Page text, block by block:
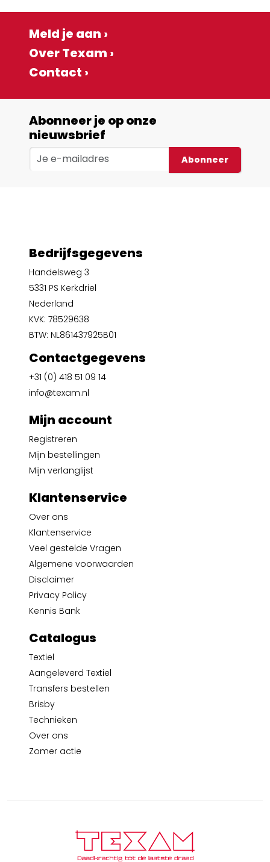
Meld je aan ›
Over Texam ›
Contact ›
Abonneer je op onze
nieuwsbrief
Abonneer
Bedrijfsgegevens
Handelsweg 3
5331 PS Kerkdriel
Nederland
KVK: 78529638
BTW: NL861437925B01
Contactgegevens
+31 (0) 418 51 09 14
info@texam.nl
Mijn account
Registreren
Mijn bestellingen
Mijn verlanglijst
Klantenservice
Over ons
Klantenservice
Veel gestelde Vragen
Algemene voorwaarden
Disclaimer
Privacy Policy
Kennis Bank
Catalogus
Textiel
Aangeleverd Textiel
Transfers bestellen
Brisby
Technieken
Over ons
Zomer actie